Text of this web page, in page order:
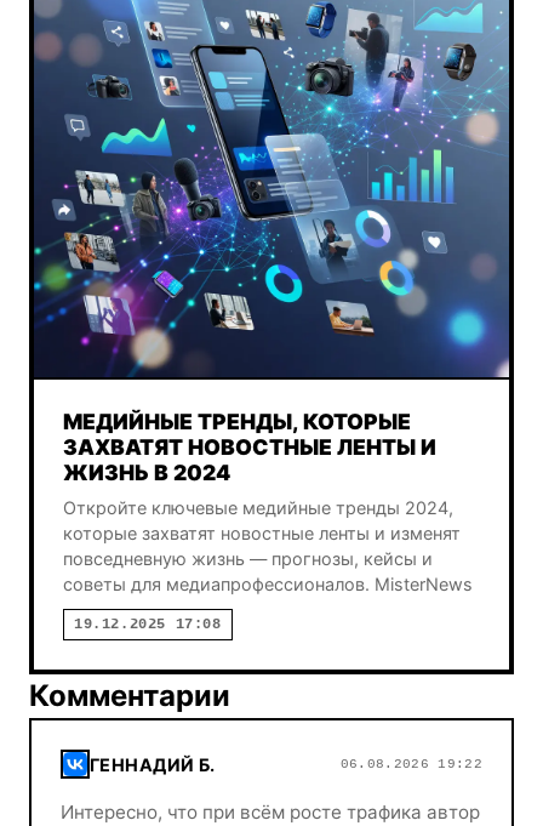
МЕДИЙНЫЕ ТРЕНДЫ, КОТОРЫЕ
ЗАХВАТЯТ НОВОСТНЫЕ ЛЕНТЫ И
ЖИЗНЬ В 2024
Откройте ключевые медийные тренды 2024,
которые захватят новостные ленты и изменят
повседневную жизнь — прогнозы, кейсы и
советы для медиапрофессионалов. MisterNews
19.12.2025 17:08
Комментарии
ГЕННАДИЙ Б. 06.08.2026 19:22
Интересно, что при всём росте трафика автор